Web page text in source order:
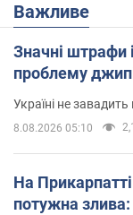
Важливе
Значні штрафи
проблему
Україні не
8.08.2026 05:10
На
потужна злива: